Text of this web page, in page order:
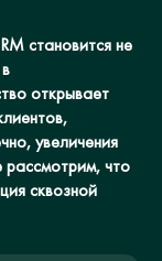
становится не
открывает
увеличения
что
сквозной